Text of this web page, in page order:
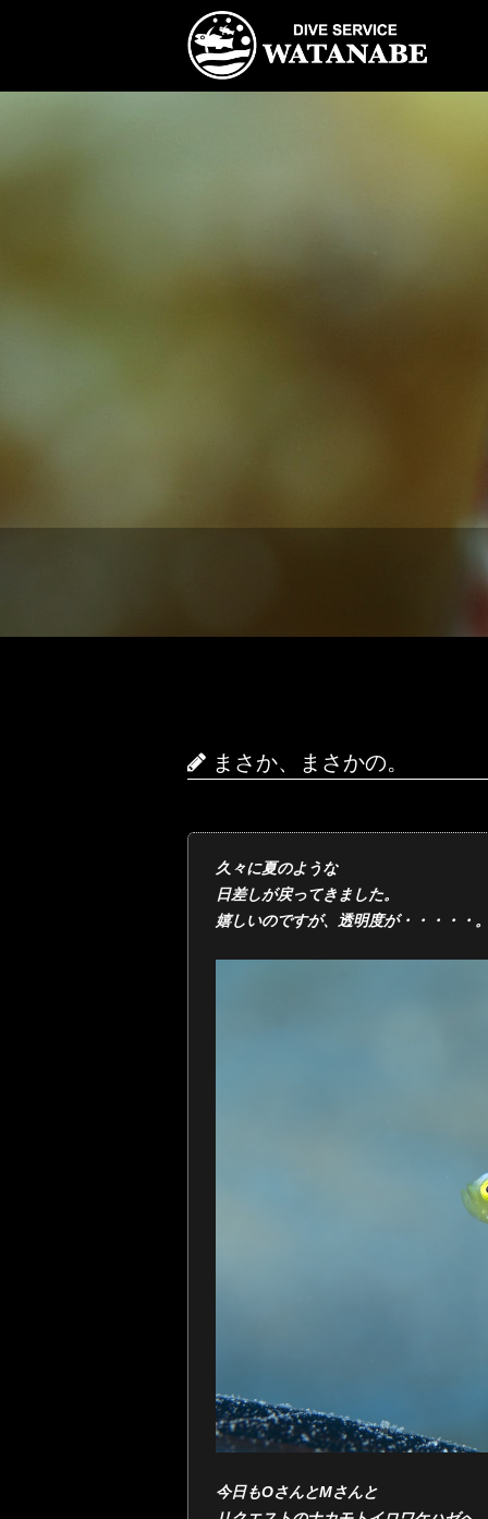
まさか、まさかの。
久々に夏のような
日差しが戻ってきました。
嬉しいのですが、透明度が・・・・・
今日もOさんとMさんと